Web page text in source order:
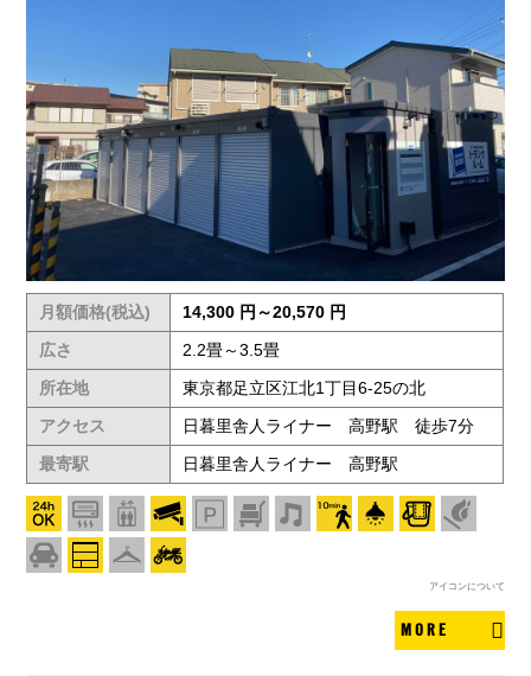
月額価格(税込)
14,300 円～20,570 円
広さ
2.2畳～3.5畳
所在地
東京都足立区江北1丁目6-25の北
アクセス
日暮里舎人ライナー 高野駅 徒歩7分
最寄駅
日暮里舎人ライナー 高野駅
アイコンについて
MORE